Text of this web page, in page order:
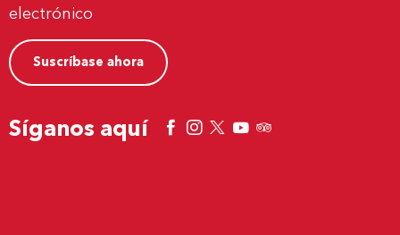
electrónico
Suscríbase ahora
Síganos aquí